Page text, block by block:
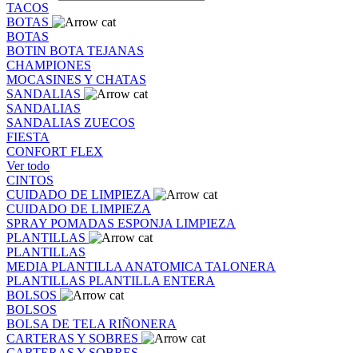
TACOS
BOTAS
BOTAS
BOTIN BOTA TEJANAS
CHAMPIONES
MOCASINES Y CHATAS
SANDALIAS
SANDALIAS
SANDALIAS ZUECOS
FIESTA
CONFORT FLEX
Ver todo
CINTOS
CUIDADO DE LIMPIEZA
CUIDADO DE LIMPIEZA
SPRAY POMADAS ESPONJA LIMPIEZA
PLANTILLAS
PLANTILLAS
MEDIA PLANTILLA ANATOMICA TALONERA
PLANTILLAS PLANTILLA ENTERA
BOLSOS
BOLSOS
BOLSA DE TELA RIÑONERA
CARTERAS Y SOBRES